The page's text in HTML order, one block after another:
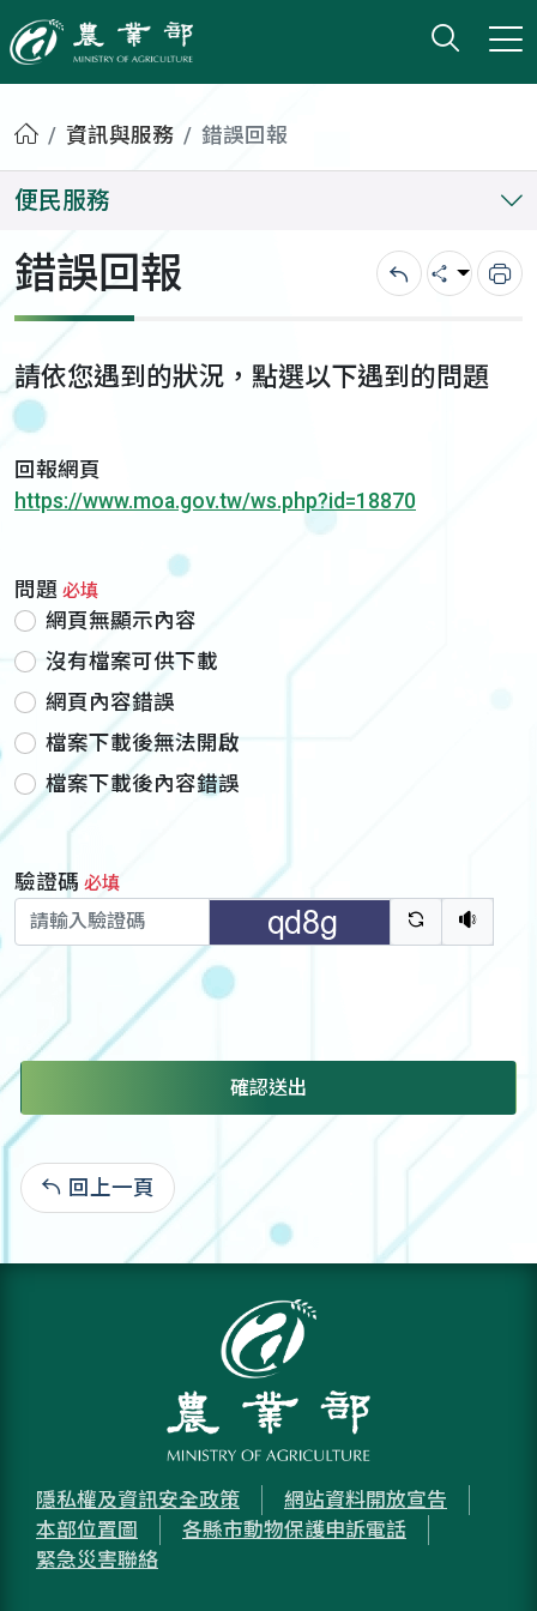
農業部
打開
小版
首頁資訊與服務 錯誤回報
便民服務
錯誤回報 回上一頁
分享 列
請依您遇到的狀況，點選以下遇到的問題
回報網頁
https://www.moa.gov.tw/ws.php?id=18870
問題 必填
網頁無顯示內容
沒有檔案可供下載
網頁內容錯誤
檔案下載後無法開啟
檔案下載後內容錯誤
驗證碼 必填
驗證碼重新
聽語
確認送出
回上一頁
隱私權及資訊安全政策
網站資料開放宣告
本部位置圖
各縣市動物保護申訴電話
緊急災害聯絡